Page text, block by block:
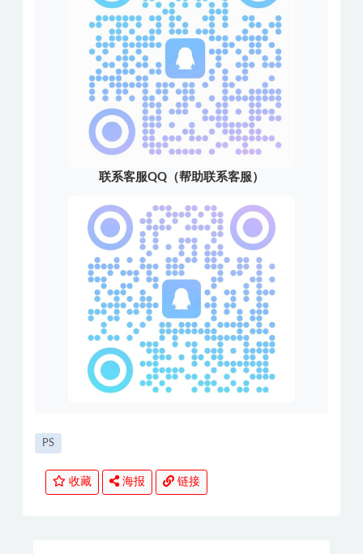
联系客服QQ（帮助联系客服）
PS
收藏 海报 链接